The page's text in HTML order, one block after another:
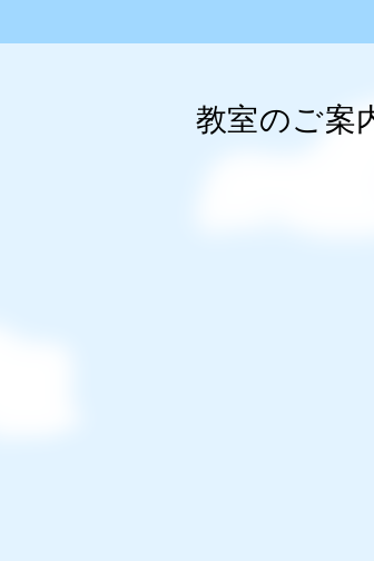
教室のご案